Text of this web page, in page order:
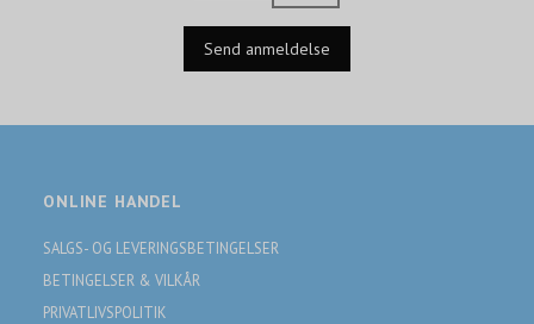
Send anmeldelse
ONLINE HANDEL
SALGS- OG LEVERINGSBETINGELSER
BETINGELSER & VILKÅR
PRIVATLIVSPOLITIK